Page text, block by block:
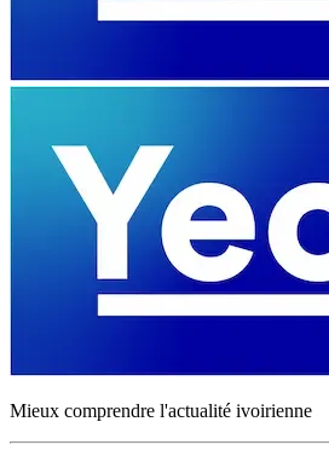
Mieux comprendre l'actualité ivoirienne